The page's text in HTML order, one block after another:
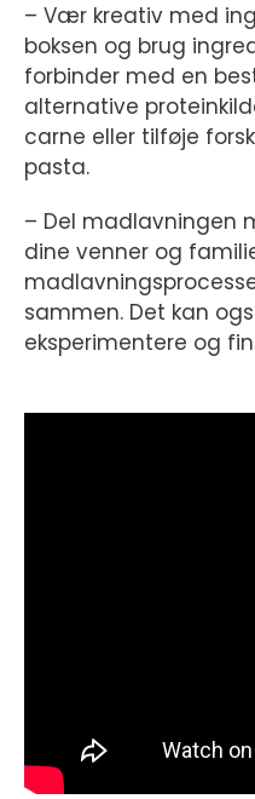
– Vær kreativ med
boksen og brug
forbinder med en
alternative
carne eller tilføje
pasta.
– Del madlavningen
dine venner og
sammen. Det kan
eksperimentere og